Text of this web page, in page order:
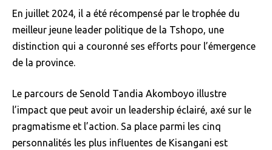
En juillet 2024, il a été récompensé par le trophée du
meilleur jeune leader politique de la Tshopo, une
distinction qui a couronné ses efforts pour l’émergence
de la province.
Le parcours de Senold Tandia Akomboyo illustre
l’impact que peut avoir un leadership éclairé, axé sur le
pragmatisme et l’action. Sa place parmi les cinq
personnalités les plus influentes de Kisangani est